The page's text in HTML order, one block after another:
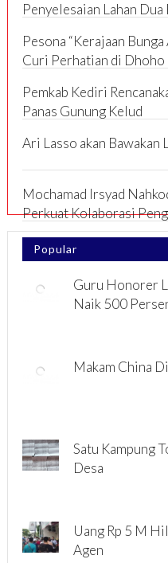
Penyelesaian Lahan Dua
Pesona “Kerajaan
Curi Perhatian di Dhoho
Pemkab Kediri
Panas Gunung Kelud
Ari Lasso akan Bawakan
Mochamad Irsyad
Perkuat Kolaborasi
Popular
Guru Honorer
Naik 500
Makam China
Satu Kampung
Desa
Uang Rp 5 M
Agen